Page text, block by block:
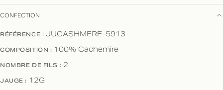
CONFECTION
RÉFÉRENCE : JUCASHMERE-5913
COMPOSITION : 100% Cachemire
NOMBRE DE FILS : 2
JAUGE : 12G